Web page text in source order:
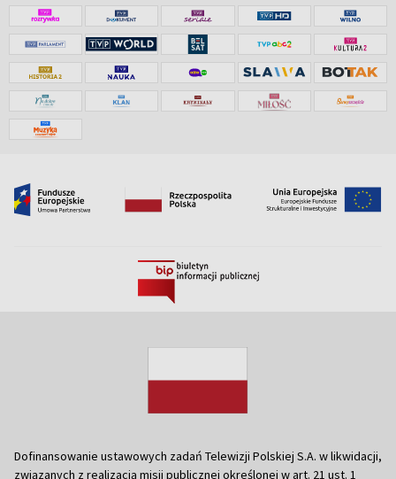
Dofinansowanie ustawowych zadań Telewizji Polskiej S.A. w likwidacji,
związanych z realizacją misji publicznej określonej w art. 21 ust. 1